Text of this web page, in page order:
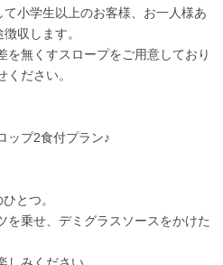
て小学生以上のお客様、お一人様あ
収します。
を無くすスロープをご用意しており
ください。
ップ2食付プラン♪
とつ。
を乗せ、デミグラスソースをかけた